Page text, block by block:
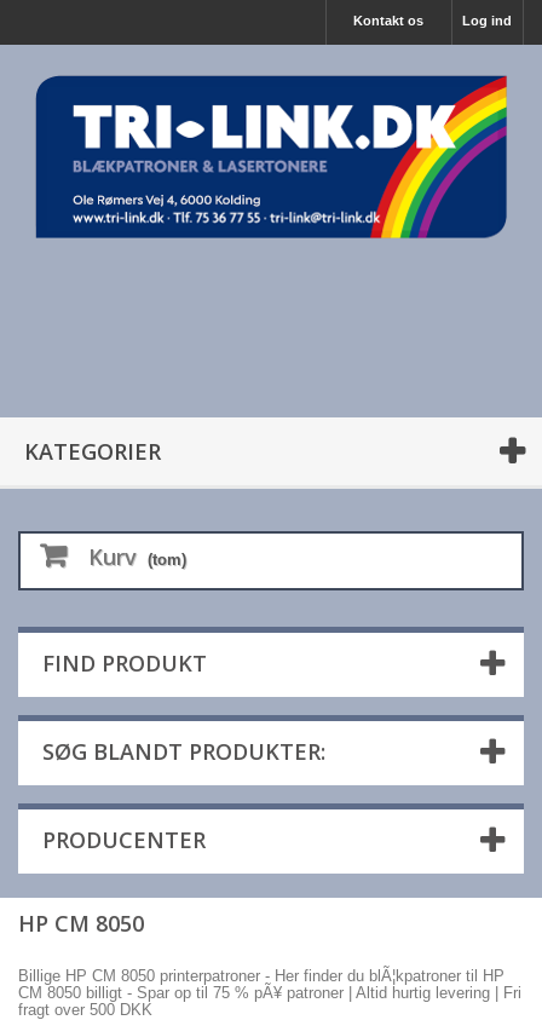
Log ind
Kontakt os
KATEGORIER
Kurv (tom)
FIND PRODUKT
SØG BLANDT PRODUKTER:
PRODUCENTER
HP CM 8050
Billige HP CM 8050 printerpatroner - Her finder du blÃ¦kpatroner til HP
CM 8050 billigt - Spar op til 75 % pÃ¥ patroner | Altid hurtig levering | Fri
fragt over 500 DKK